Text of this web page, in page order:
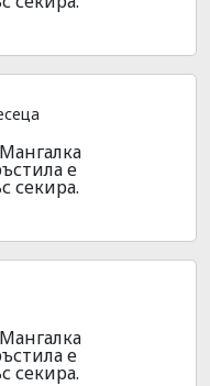
е
секира.
е
секира.